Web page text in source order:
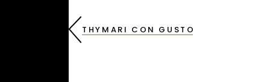
THYMARI CON GUSTO